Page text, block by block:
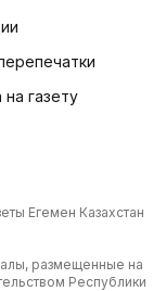
газету
Егемен Казахстан
размещенные на
Республики